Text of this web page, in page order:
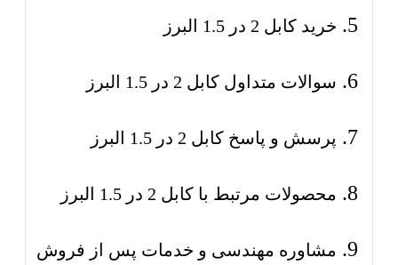
خرید کابل 2 در 1.5 البرز
سوالات متداول کابل 2 در 1.5 البرز
پرسش و پاسخ کابل 2 در 1.5 البرز
محصولات مرتبط با کابل 2 در 1.5 البرز
مشاوره مهندسی و خدمات پس از فروش